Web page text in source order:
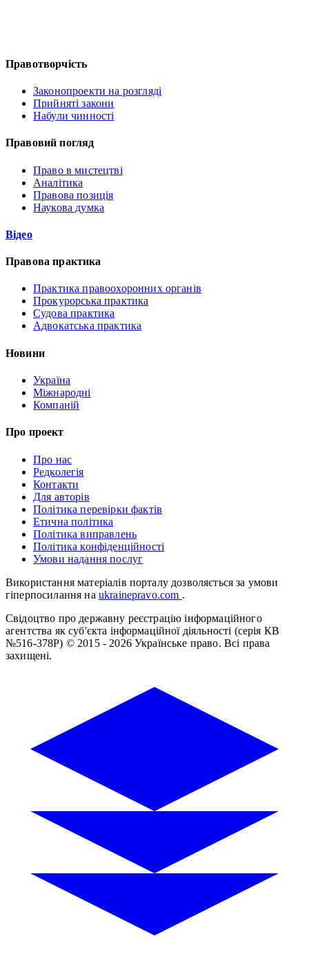
Правотворчість
Законопроекти на розгляді
Прийняті закони
Набули чинності
Правовий погляд
Право в мистецтві
Аналітика
Правова позиція
Наукова думка
Відео
Правова практика
Практика правоохоронних органів
Прокурорська практика
Судова практика
Адвокатська практика
Новини
Україна
Міжнародні
Компаній
Про проект
Про нас
Редколегія
Контакти
Для авторів
Політика перевірки фактів
Етична політика
Політика виправлень
Політика конфіденційності
Умови надання послуг
Використання матеріалів порталу дозволяється за умови
гіперпосилання на ukrainepravo.com .
Свідоцтво про державну реєстрацію інформаційного
агентства як суб'єкта інформаційної діяльності (серія КВ
№516-378Р) © 2015 - 2026 Українське право. Всі права
захищені.